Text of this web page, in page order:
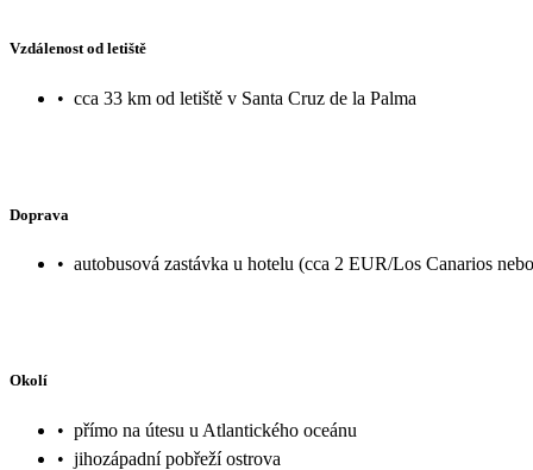
Vzdálenost od letiště
• cca 33 km od letiště v Santa Cruz de la Palma
Doprava
• autobusová zastávka u hotelu (cca 2 EUR/Los Canarios
Okolí
• přímo na útesu u Atlantického oceánu
• jihozápadní pobřeží ostrova